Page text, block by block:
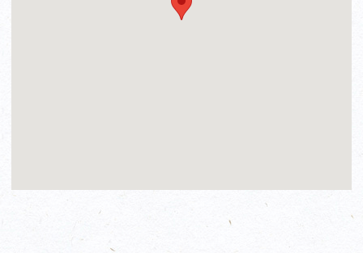
たラストシーンは衝撃でした（😱お～！）。その震電が今こ
こに展示されています！ そして最後はどうなったの
か！・・・それは映画を御覧あれ（え？😲教えてくれない